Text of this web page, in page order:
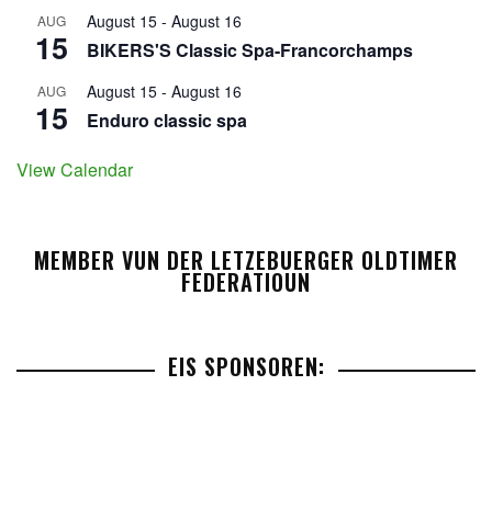
AUG
15
August 15 - August 16
BIKERS'S Classic Spa-Francorchamps
AUG
15
August 15 - August 16
Enduro classic spa
View Calendar
MEMBER VUN DER LETZEBUERGER OLDTIMER
FEDERATIOUN
EIS SPONSOREN: